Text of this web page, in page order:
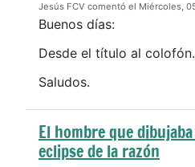
Jesús FCV comentó el Miércoles,
Buenos días:
Desde el título al
Saludos.
El hombre que
eclipse de la razón